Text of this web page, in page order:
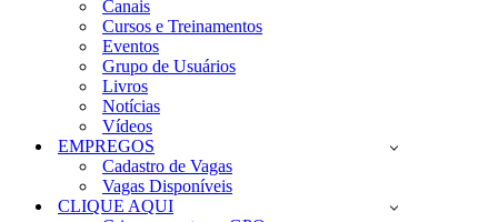
Canais
Cursos e Treinamentos
Eventos
Grupo de Usuários
Livros
Notícias
Vídeos
EMPREGOS
Cadastro de Vagas
Vagas Disponíveis
CLIQUE AQUI